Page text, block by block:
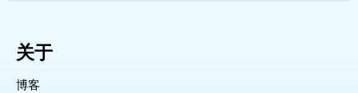
关于
博客